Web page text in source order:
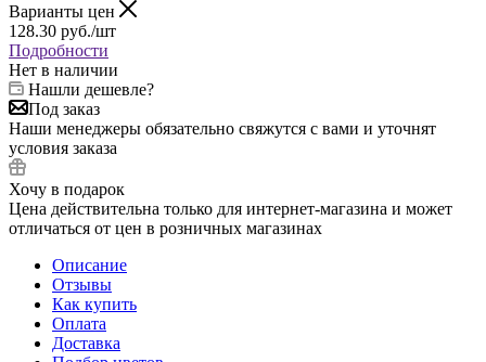
Варианты цен
128.30 руб./шт
Подробности
Нет в наличии
Нашли дешевле?
Под заказ
Наши менеджеры обязательно свяжутся с вами и уточнят
условия заказа
Хочу в подарок
Цена действительна только для интернет-магазина и может
отличаться от цен в розничных магазинах
Описание
Отзывы
Как купить
Оплата
Доставка